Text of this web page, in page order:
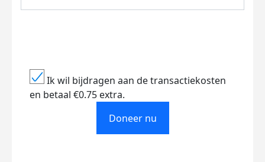
Ik wil bijdragen aan de transactiekosten
en betaal €0.75 extra.
Doneer nu